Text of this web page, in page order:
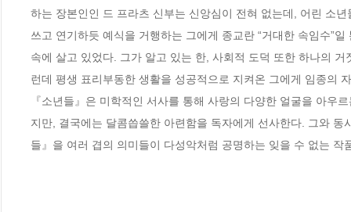
하는 장본인인 드 프라츠 신부는 신앙심이 전혀 없는데, 어린 소
쓰고 연기하듯 예식을 거행하는 그에게 종교란 “거대한 속임수”
속에 살고 있었다. 그가 알고 있는 한, 사회적 도덕 또한 하나의
런데 평생 표리부동한 생활을 성공적으로 지켜온 그에게 임종
『소년들』은 미학적인 서사를 통해 사랑의 다양한 얼굴을 아우
지만, 결국에는 달콤씁쓸한 아련함을 독자에게 선사한다. 그와
들』을 여러 겹의 의미들이 다성악처럼 공명하는 잊을 수 없는 작